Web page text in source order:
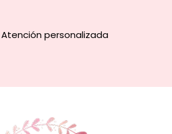
Atención personalizada